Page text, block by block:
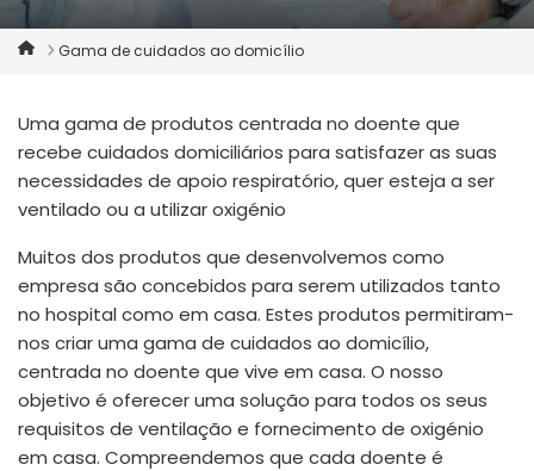
Denmark
Deutschland
France
Russia
International English
Gama de cuidados ao domicílio
Uma gama de produtos centrada no doente que
recebe cuidados domiciliários para satisfazer as suas
necessidades de apoio respiratório, quer esteja a ser
ventilado ou a utilizar oxigénio
Muitos dos produtos que desenvolvemos como
empresa são concebidos para serem utilizados tanto
no hospital como em casa. Estes produtos permitiram-
nos criar uma gama de cuidados ao domicílio,
centrada no doente que vive em casa. O nosso
objetivo é oferecer uma solução para todos os seus
requisitos de ventilação e fornecimento de oxigénio
em casa. Compreendemos que cada doente é